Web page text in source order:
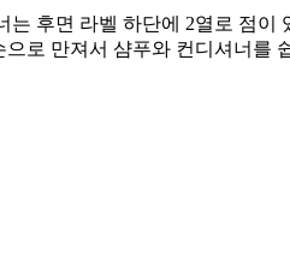
후면 라벨 하단에 2열로 점
로 만져서 샴푸와 컨디셔너를